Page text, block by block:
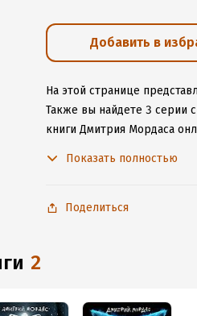
Добавить в
На этой странице
Также вы найдете 3 серии
книги Дмитрия Мордаса
Показать полностью
Поделиться
2